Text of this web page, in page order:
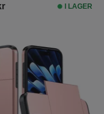
I LAGER